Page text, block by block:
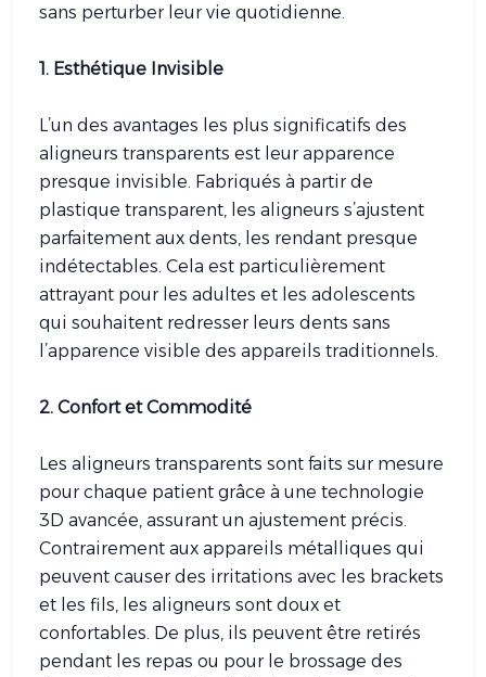
sans perturber leur vie quotidienne.
1. Esthétique Invisible
L’un des avantages les plus significatifs des
aligneurs transparents est leur apparence
presque invisible. Fabriqués à partir de
plastique transparent, les aligneurs s’ajustent
parfaitement aux dents, les rendant presque
indétectables. Cela est particulièrement
attrayant pour les adultes et les adolescents
qui souhaitent redresser leurs dents sans
l’apparence visible des appareils traditionnels.
2. Confort et Commodité
Les aligneurs transparents sont faits sur mesure
pour chaque patient grâce à une technologie
3D avancée, assurant un ajustement précis.
Contrairement aux appareils métalliques qui
peuvent causer des irritations avec les brackets
et les fils, les aligneurs sont doux et
confortables. De plus, ils peuvent être retirés
pendant les repas ou pour le brossage des